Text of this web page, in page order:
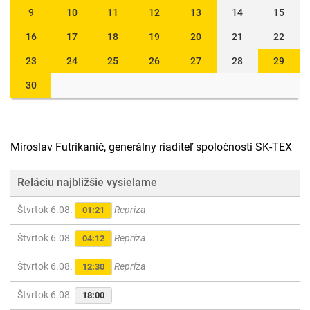
9 10 11 12 13 14 15
16 17 18 19 20 21 22
23 24 25 26 27 28 29
30
Miroslav Futrikanič, generálny riaditeľ spoločnosti SK-TEX
Reláciu najbližšie vysielame
Štvrtok 6.08. 01:21 Repríza
Štvrtok 6.08. 04:12 Repríza
Štvrtok 6.08. 12:30 Repríza
Štvrtok 6.08. 18:00